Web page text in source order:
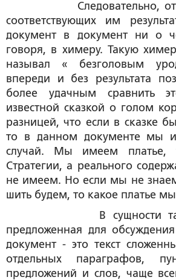
Следовательно,
соответствующих им
документ в документ ни о
говоря, в химеру. Такую
называл « безголовым
впереди и без результата
более удачным сравнить
известной сказкой о голом
разницей, что если в сказке
то в данном документе мы
случай. Мы имеем платье,
Стратегии, а реального
не имеем. Но если мы не
шить будем, то какое платье
В сущности такой
предложенная для
документ - это текст
отдельных параграфов,
предложений и слов, чаще